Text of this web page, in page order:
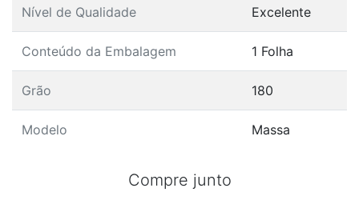
Nível de Qualidade Excelente
Conteúdo da Embalagem 1 Folha
Grão 180
Modelo Massa
Compre junto